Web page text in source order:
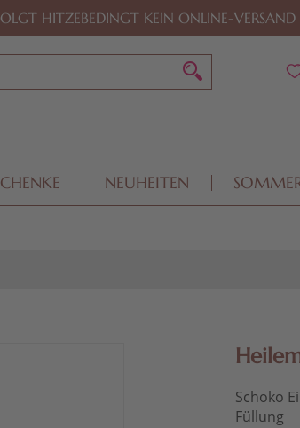
HITZEBEDINGT KEIN ONLINE-VERSAND
NEUHEITEN
Schoko
Füllung